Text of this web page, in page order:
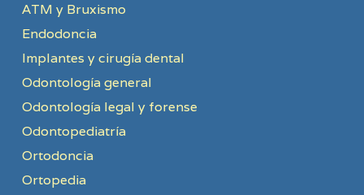
ATM y Bruxismo
Endodoncia
Implantes y cirugía dental
Odontología general
Odontología legal y forense
Odontopediatría
Ortodoncia
Ortopedia